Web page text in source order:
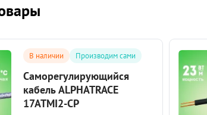
В наличии Производим сами
Саморегулирующийся
кабель ALPHATRACE
17ATMI2-CP